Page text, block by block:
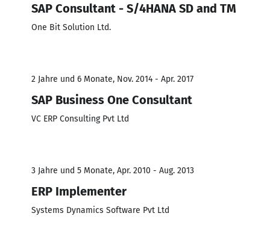
SAP Consultant - S/4HANA SD and TM
One Bit Solution Ltd.
2 Jahre und 6 Monate, Nov. 2014 - Apr. 2017
SAP Business One Consultant
VC ERP Consulting Pvt Ltd
3 Jahre und 5 Monate, Apr. 2010 - Aug. 2013
ERP Implementer
Systems Dynamics Software Pvt Ltd